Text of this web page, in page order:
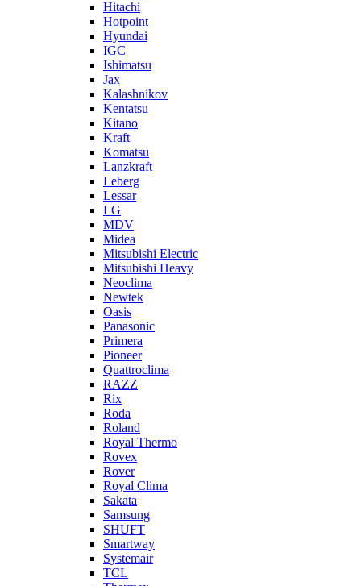
Hitachi
Hotpoint
Hyundai
IGC
Ishimatsu
Jax
Kalashnikov
Kentatsu
Kitano
Kraft
Komatsu
Lanzkraft
Leberg
Lessar
LG
MDV
Midea
Mitsubishi Electric
Mitsubishi Heavy
Neoclima
Newtek
Oasis
Panasonic
Primera
Pioneer
Quattroclima
RAZZ
Rix
Roda
Roland
Royal Thermo
Rovex
Rover
Royal Clima
Sakata
Samsung
SHUFT
Smartway
Systemair
TCL